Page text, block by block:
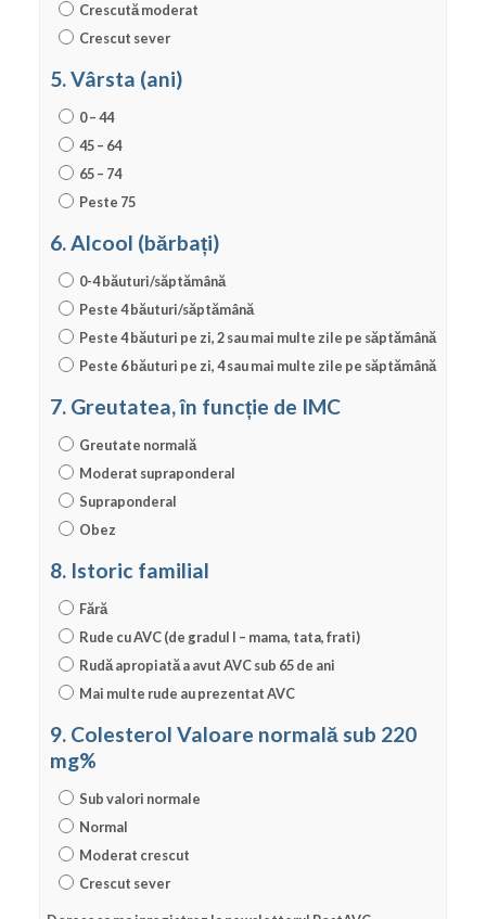
Crescută moderat
Crescut sever
5. Vârsta (ani)
0 – 44
45 – 64
65 – 74
Peste 75
6. Alcool (bărbați)
0-4 băuturi/săptămână
Peste 4 băuturi/săptămână
Peste 4 băuturi pe zi, 2 sau mai multe zile pe săptămână
Peste 6 băuturi pe zi, 4 sau mai multe zile pe săptămână
7. Greutatea, în funcție de IMC
Greutate normală
Moderat supraponderal
Supraponderal
Obez
8. Istoric familial
Fără
Rude cu AVC (de gradul I – mama, tata, frati)
Rudă apropiată a avut AVC sub 65 de ani
Mai multe rude au prezentat AVC
9. Colesterol Valoare normală sub 220
mg%
Sub valori normale
Normal
Moderat crescut
Crescut sever